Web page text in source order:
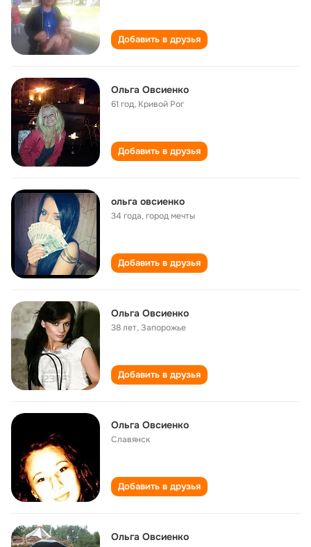
Добавить в друзья
Ольга Овсиенко
61 год, Кривой Рог
Добавить в друзья
ольга овсиенко
34 года,город мечты
Добавить в друзья
Ольга Овсиенко
38 лет,Запорожье
Добавить в друзья
Ольга Овсиенко
Славянск
Добавить в друзья
Ольга Овсиенко